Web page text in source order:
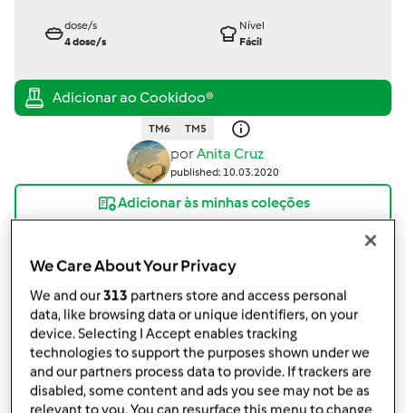
dose/s
4dose/s
Nível
Fácil
TM6 TM5
porAnita Cruz
published: 10.03.2020
Adicionar às minhas coleções
Criar uma variante
Ingredientes
We Care About Your Privacy
We and our313 partners store and access personal
data, like browsing data or unique identifiers, on your
device. Selecting I Accept enables tracking
technologies to support the purposes shown under we
and our partners process data to provide. If trackers are
disabled, some content and ads you see may not be as